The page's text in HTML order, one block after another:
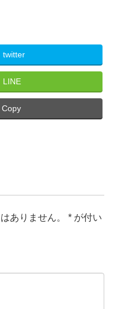
twitter
LINE
Copy
ありません。 * が付い